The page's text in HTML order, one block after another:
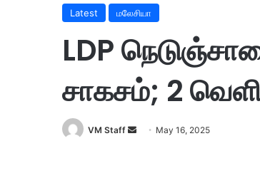
Latest மலேசியா
LDP
சாகசம்; 2
VM Staff May 16, 2025